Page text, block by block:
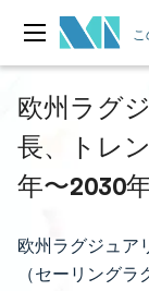
欧州ラグ
長、トレ
年〜2030年
欧州ラグジュア
（セーリング